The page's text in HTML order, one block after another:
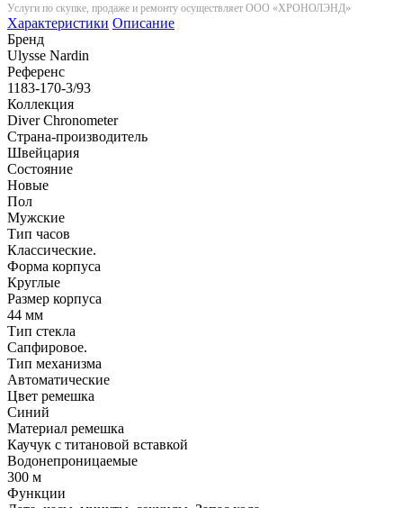
Услуги по скупке, продаже и ремонту осуществляет ООО «ХРОНОЛЭНД»
Характеристики Описание
Бренд
Ulysse Nardin
Референс
1183-170-3/93
Коллекция
Diver Chronometer
Страна-производитель
Швейцария
Состояние
Новые
Пол
Мужские
Тип часов
Классические.
Форма корпуса
Круглые
Размер корпуса
44 мм
Тип стекла
Сапфировое.
Тип механизма
Автоматические
Цвет ремешка
Синий
Материал ремешка
Каучук с титановой вставкой
Водонепроницаемые
300 м
Функции